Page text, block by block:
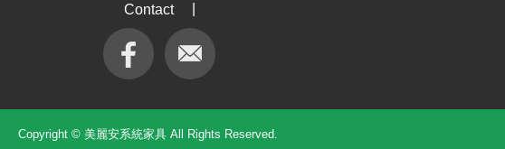
Contact
Copyright © 美麗安系統家具 All Rights Reserved.